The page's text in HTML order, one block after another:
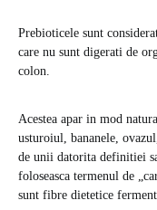
Prebioticele sunt
care nu sunt digerati de
colon.
Acestea apar in mod
usturoiul, bananele,
de unii datorita definitiei
foloseasca termenul de
sunt fibre dietetice